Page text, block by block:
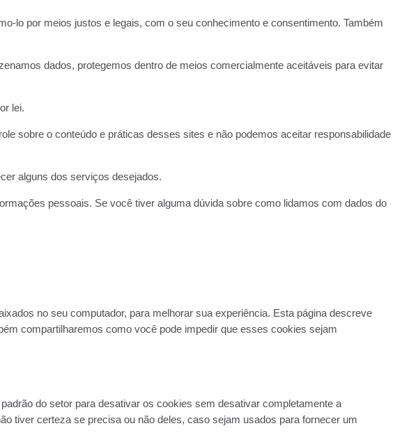
lo por meios justos e legais, com o seu conhecimento e consentimento. Também
dados, protegemos dentro de meios comercialmente aceitáveis ​​para evitar
lei.
sobre o conteúdo e práticas desses sites e não podemos aceitar responsabilidade
alguns dos serviços desejados.
pessoais. Se você tiver alguma dúvida sobre como lidamos com dados do
no seu computador, para melhorar sua experiência. Esta página descreve
compartilharemos como você pode impedir que esses cookies sejam
do setor para desativar os cookies sem desativar completamente a
tiver certeza se precisa ou não deles, caso sejam usados ​​para fornecer um